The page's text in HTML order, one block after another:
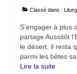
Classé dans :
S’engager à plus
partage Aussitôt
le désert, il resta
parmi les bêtes
Lire la suite­­